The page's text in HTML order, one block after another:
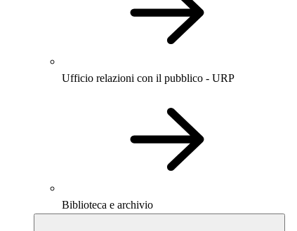
Ufficio relazioni con il pubblico - URP
Biblioteca e archivio